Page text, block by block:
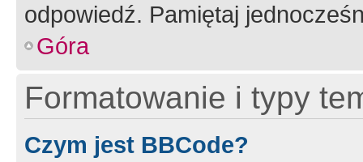
odpowiedź. Pamiętaj
Góra
Formatowanie i typy
Czym jest BBCode?